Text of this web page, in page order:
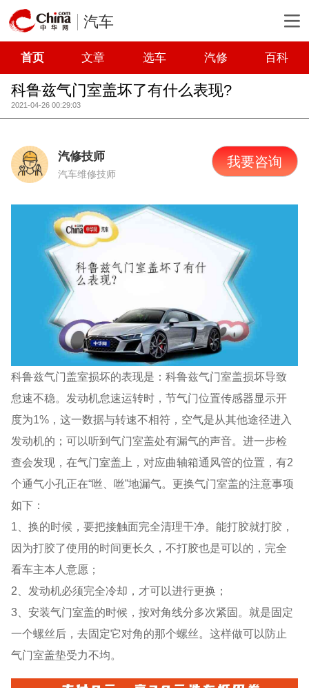
汽车
首页 文章 选车 汽修 百科
科鲁兹气门室盖坏了有什么表现?
2021-04-26 00:29:03
汽修技师
汽车维修技师
我要咨询
科鲁兹气门盖室损坏的表现是：科鲁兹气门室盖损坏导致
怠速不稳。发动机怠速运转时，节气门位置传感器显示开
度为1%，这一数据与转速不相符，空气是从其他途径进入
发动机的；可以听到气门室盖处有漏气的声音。进一步检
查会发现，在气门室盖上，对应曲轴箱通风管的位置，有2
个通气小孔正在“咝、咝”地漏气。更换气门室盖的注意事项
如下：
1、换的时候，要把接触面完全清理干净。能打胶就打胶，
因为打胶了使用的时间更长久，不打胶也是可以的，完全
看车主本人意愿；
2、发动机必须完全冷却，才可以进行更换；
3、安装气门室盖的时候，按对角线分多次紧固。就是固定
一个螺丝后，去固定它对角的那个螺丝。这样做可以防止
气门室盖垫受力不均。